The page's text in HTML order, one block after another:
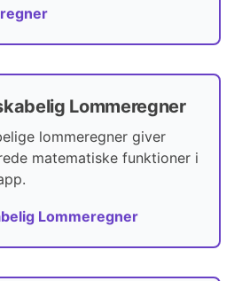
Lommeregner
lommeregner giver
matematiske funktioner i
Lommeregner